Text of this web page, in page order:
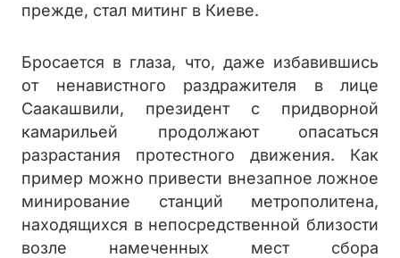
прежде, стал митинг в Киеве.
Бросается в глаза, что, даже избавившись
от ненавистного раздражителя в лице
Саакашвили, президент с придворной
камарильей продолжают опасаться
разрастания протестного движения. Как
пример можно привести внезапное ложное
минирование станций метрополитена,
находящихся в непосредственной близости
возле намеченных мест сбора